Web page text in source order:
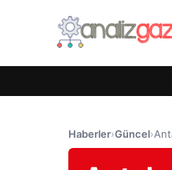
Haberler›Güncel›